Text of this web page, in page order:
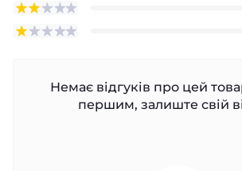
Немає відгуків про цей
першим, залиште свій